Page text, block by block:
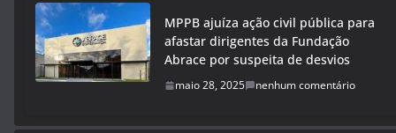
MPPB ajuíza ação civil pública para
afastar dirigentes da Fundação
Abrace por suspeita de desvios
maio 28, 2025 nenhum comentário